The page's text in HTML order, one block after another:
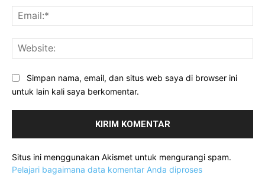
Simpan nama, email, dan situs web saya di browser ini
untuk lain kali saya berkomentar.
Situs ini menggunakan Akismet untuk mengurangi spam.
Pelajari bagaimana data komentar Anda diproses